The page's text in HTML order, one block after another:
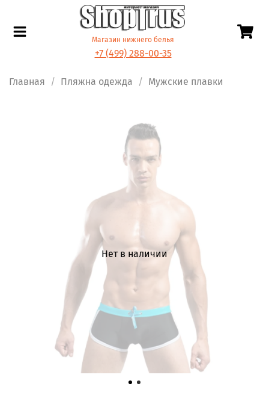
Магазин нижнего белья
+7 (499) 288-00-35
Главная Пляжна одежда Мужские плавки
Нет в наличии